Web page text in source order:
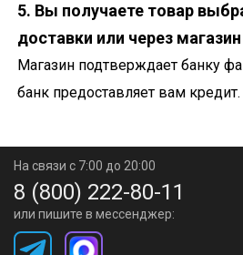
5. Вы получаете товар
доставки или через
Магазин подтверждает банку
банк предоставляет вам кредит.
На связи с 7:00 до 20:00
8 (800) 222-80-11
или пишите в мессенджер: